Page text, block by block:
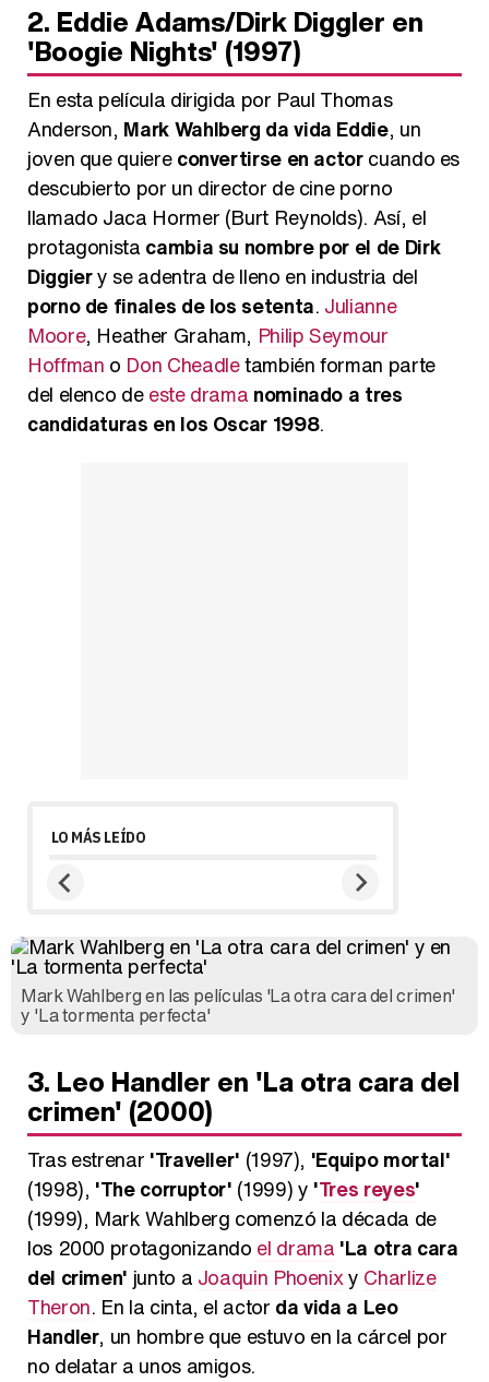
2. Eddie Adams/Dirk Diggler en
'Boogie Nights' (1997)
En esta película dirigida por Paul Thomas
Anderson, Mark Wahlberg da vida Eddie, un
joven que quiereconvertirse en actorcuando es
descubierto por un director de cine porno
llamado Jaca Hormer (Burt Reynolds). Así, el
protagonista cambia su nombre por el de Dirk
Diggiery se adentra de lleno en industria del
porno de finales de los setenta. Julianne
Moore, Heather Graham, Philip Seymour
Hoffman o Don Cheadletambién forman parte
del elenco deeste drama nominado a tres
candidaturas en los Oscar 1998.
LO MÁS LEÍDO
Mark Wahlberg en las películas 'La otra cara del crimen'
y 'La tormenta perfecta'
3. Leo Handler en 'La otra cara del
crimen' (2000)
Tras estrenar 'Traveller' (1997), 'Equipo mortal'
(1998), 'The corruptor' (1999) y 'Tres reyes'
(1999), Mark Wahlberg comenzó la década de
los 2000 protagonizando el drama 'La otra cara
del crimen' junto a Joaquin Phoenixy Charlize
Theron. En la cinta, el actor da vida a Leo
Handler, un hombre que estuvo en la cárcel por
no delatar a unos amigos.